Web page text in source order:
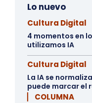
Lo nuevo
Cultura Digital
4 momentos en
utilizamos IA
Cultura Digital
La IA se
puede marcar el
▏ COLUMNA